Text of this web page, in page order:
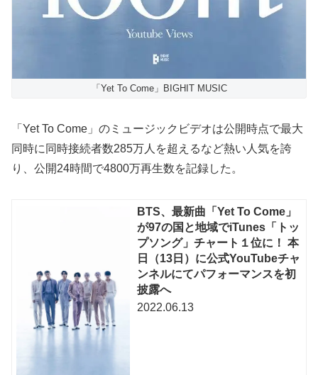
「Yet To Come」BIGHIT MUSIC
「Yet To Come」のミュージックビデオは公開時点で最大
同時に同時接続者数285万人を超えるなど熱い人気を誇
り、公開24時間で4800万再生数を記録した。
BTS、最新曲「Yet To Come」
が97の国と地域でiTunes「トッ
プソング」チャート１位に！ 本
日（13日）に公式YouTubeチャ
ンネルにてパフォーマンスを初
披露へ
2022.06.13